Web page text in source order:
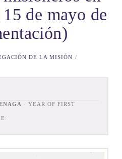
de mayo de
DE LA MISIÓN